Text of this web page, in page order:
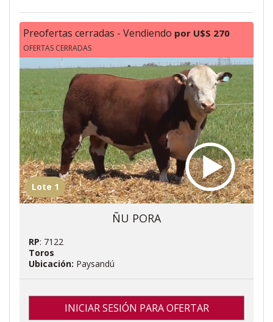
Preofertas cerradas - Vendiendo por U$S 270
OFERTAS CERRADAS
Lote 1
ÑU PORA
RP: 7122
Toros
Ubicación: Paysandú
INICIAR SESIÓN PARA OFERTAR